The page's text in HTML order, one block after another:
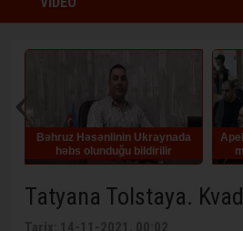
Apellyasiya Məhkəməsi erməni
məhbuslar barədə hökmü
qüvvədə saxlayıb
Tatyana Tolstaya.